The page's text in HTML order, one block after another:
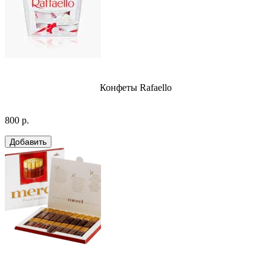
Конфеты Rafaello
800 р.